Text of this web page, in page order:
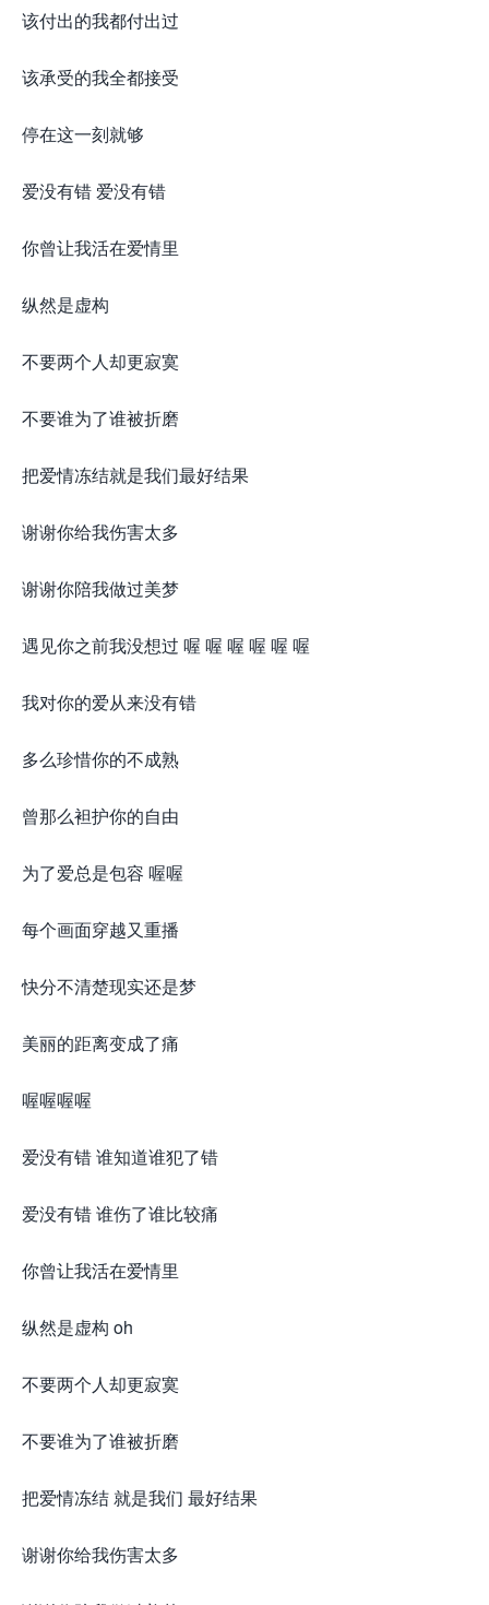
该付出的我都付出过
该承受的我全都接受
停在这一刻就够
爱没有错 爱没有错
你曾让我活在爱情里
纵然是虚构
不要两个人却更寂寞
不要谁为了谁被折磨
把爱情冻结就是我们最好结果
谢谢你给我伤害太多
谢谢你陪我做过美梦
遇见你之前我没想过 喔 喔 喔 喔 喔 喔
我对你的爱从来没有错
多么珍惜你的不成熟
曾那么袒护你的自由
为了爱总是包容 喔喔
每个画面穿越又重播
快分不清楚现实还是梦
美丽的距离变成了痛
喔喔喔喔
爱没有错 谁知道谁犯了错
爱没有错 谁伤了谁比较痛
你曾让我活在爱情里
纵然是虚构 oh
不要两个人却更寂寞
不要谁为了谁被折磨
把爱情冻结 就是我们 最好结果
谢谢你给我伤害太多